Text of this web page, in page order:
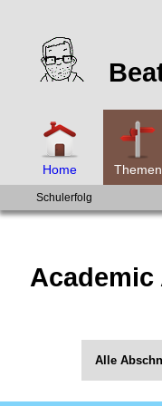
Home Themen
Schulerfolg
Academic
Alle